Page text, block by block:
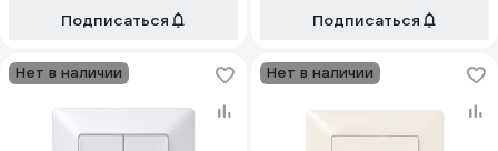
Подписаться
R1-ivoryПодписаться
Нет в наличии Нет в наличии